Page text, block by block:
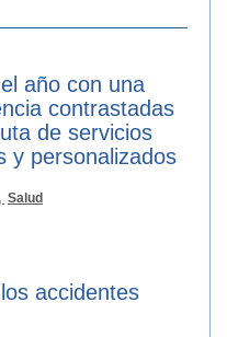
año con una
contrastadas
de servicios
y personalizados
Salud
accidentes